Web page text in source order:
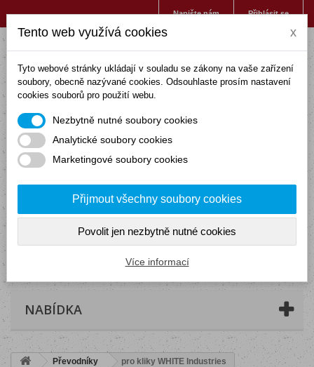
Přihlásit se
Napište nám
(prázdný)
NABÍDKA
Převodníky pro kliky WHITE Industries
Tento web využívá cookies x
Tyto webové stránky ukládají v souladu se zákony na vaše zařízení
soubory, obecně nazývané cookies. Odsouhlaste prosím nastavení
cookies souborů pro použití webu.
Nezbytně nutné soubory cookies
Analytické soubory cookies
Marketingové soubory cookies
Přijmout všechny soubory cookies
Povolit jen nezbytně nutné cookies
Více informací